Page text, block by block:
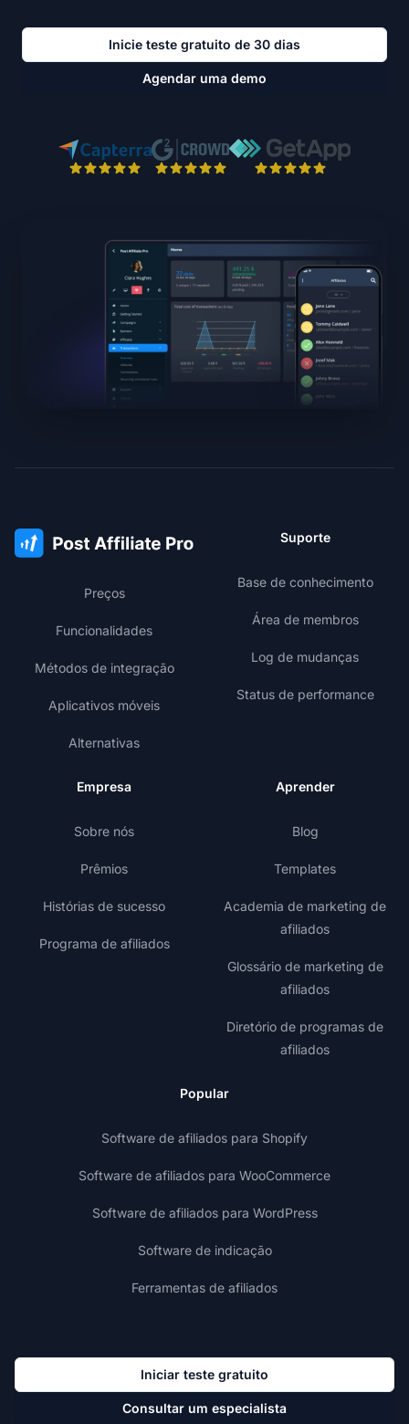
Inicie teste gratuito de 30 dias
Agendar uma demo
Preços
Funcionalidades
Métodos de integração
Aplicativos móveis
Alternativas
Suporte
Base de conhecimento
Área de membros
Log de mudanças
Status de performance
Empresa
Sobre nós
Prêmios
Histórias de sucesso
Programa de afiliados
Aprender
Blog
Templates
Academia de marketing de
afiliados
Glossário de marketing de
afiliados
Diretório de programas de
afiliados
Popular
Software de afiliados para Shopify
Software de afiliados para WooCommerce
Software de afiliados para WordPress
Software de indicação
Ferramentas de afiliados
Iniciar teste gratuito
Consultar um especialista